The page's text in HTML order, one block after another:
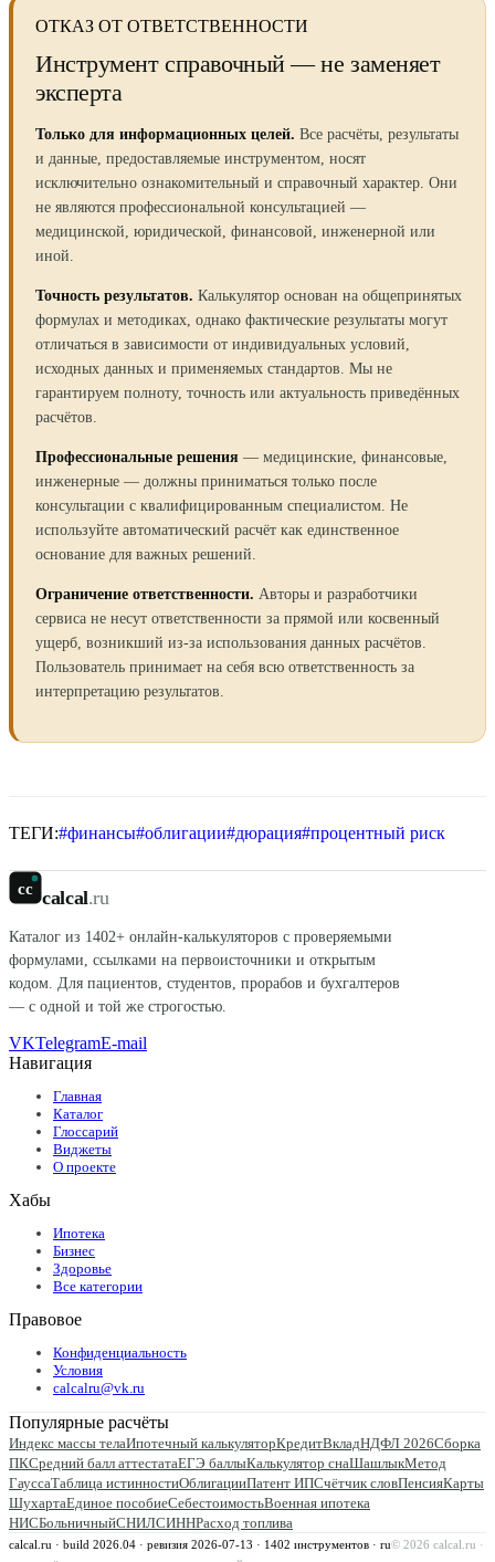
ОТКАЗ ОТ ОТВЕТСТВЕННОСТИ
Инструмент справочный — не заменяет
эксперта
Только для информационных целей. Все расчёты, результаты
и данные, предоставляемые инструментом, носят
исключительно ознакомительный и справочный характер. Они
не являются профессиональной консультацией —
медицинской, юридической, финансовой, инженерной или
иной.
Точность результатов. Калькулятор основан на общепринятых
формулах и методиках, однако фактические результаты могут
отличаться в зависимости от индивидуальных условий,
исходных данных и применяемых стандартов. Мы не
гарантируем полноту, точность или актуальность приведённых
расчётов.
Профессиональные решения — медицинские, финансовые,
инженерные — должны приниматься только после
консультации с квалифицированным специалистом. Не
используйте автоматический расчёт как единственное
основание для важных решений.
Ограничение ответственности. Авторы и разработчики
сервиса не несут ответственности за прямой или косвенный
ущерб, возникший из-за использования данных расчётов.
Пользователь принимает на себя всю ответственность за
интерпретацию результатов.
ТЕГИ:#финансы#облигации#дюрация#процентный риск
cc calcal.ru
Каталог из 1402+ онлайн-калькуляторов с проверяемыми
формулами, ссылками на первоисточники и открытым
кодом. Для пациентов, студентов, прорабов и бухгалтеров
— с одной и той же строгостью.
VKTelegramE-mail
Навигация
Главная
Каталог
Глоссарий
Виджеты
О проекте
Хабы
Ипотека
Бизнес
Здоровье
Все категории
Правовое
Конфиденциальность
Условия
calcalru@vk.ru
Популярные расчёты
Индекс массы телаИпотечный калькуляторКредитВкладНДФЛ 2026Сборка
ПКСредний балл аттестатаЕГЭ баллыКалькулятор снаШашлыкМетод
ГауссаТаблица истинностиОблигацииПатент ИПСчётчик словПенсияКарты
ШухартаЕдиное пособиеСебестоимостьВоенная ипотека
НИСБольничныйСНИЛСИННРасход топлива
calcal.ru · build 2026.04 · ревизия 2026-07-13 · 1402 инструментов · ru© 2026 calcal.ru ·